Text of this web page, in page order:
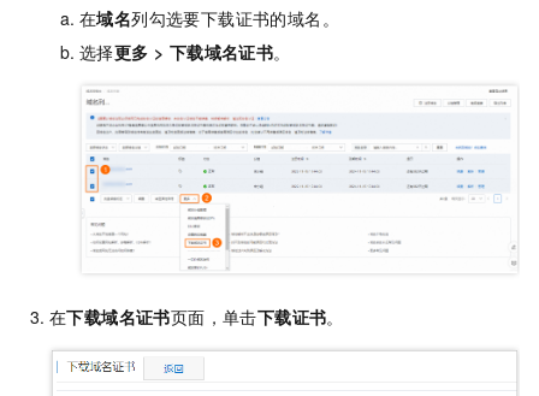
在域名列勾选要下载证书的域名。
选择更多 > 下载域名证书。
在下载域名证书页面，单击下载证书。